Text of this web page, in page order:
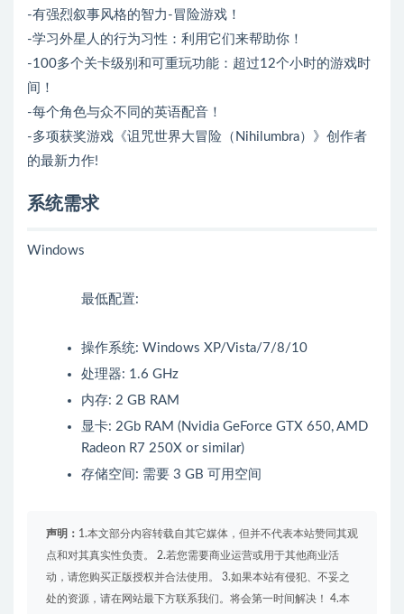
-有强烈叙事风格的智力-冒险游戏！
-学习外星人的行为习性：利用它们来帮助你！
-100多个关卡级别和可重玩功能：超过12个小时的游戏时
间！
-每个角色与众不同的英语配音！
-多项获奖游戏《诅咒世界大冒险（Nihilumbra）》创作者
的最新力作!
系统需求
Windows
最低配置:
操作系统: Windows XP/Vista/7/8/10
处理器: 1.6 GHz
内存: 2 GB RAM
显卡: 2Gb RAM (Nvidia GeForce GTX 650, AMD
Radeon R7 250X or similar)
存储空间: 需要 3 GB 可用空间
声明： 1.本文部分内容转载自其它媒体，但并不代表本站赞同其观
点和对其真实性负责。 2.若您需要商业运营或用于其他商业活
动，请您购买正版授权并合法使用。 3.如果本站有侵犯、不妥之
处的资源，请在网站最下方联系我们。将会第一时间解决！ 4.本